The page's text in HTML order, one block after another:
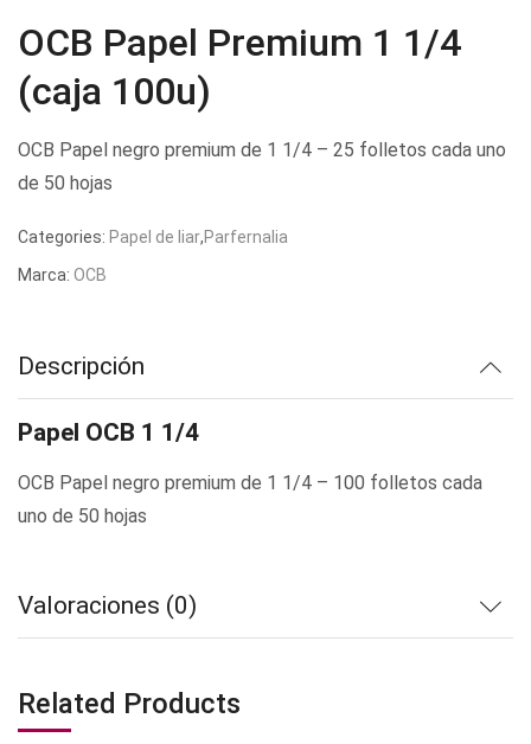
OCB Papel Premium 1 1/4
(caja 100u)
OCB Papel negro premium de 1 1/4 – 25 folletos cada uno
de 50 hojas
Categories: Papel de liar,Parfernalia
Marca: OCB
Descripción
Papel OCB 1 1/4
OCB Papel negro premium de 1 1/4 – 100 folletos cada
uno de 50 hojas
Valoraciones (0)
Related Products